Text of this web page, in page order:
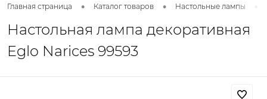
Главная страница • Каталог товаров • Настольные лампы
Настольная лампа декоративная
Eglo Narices 99593